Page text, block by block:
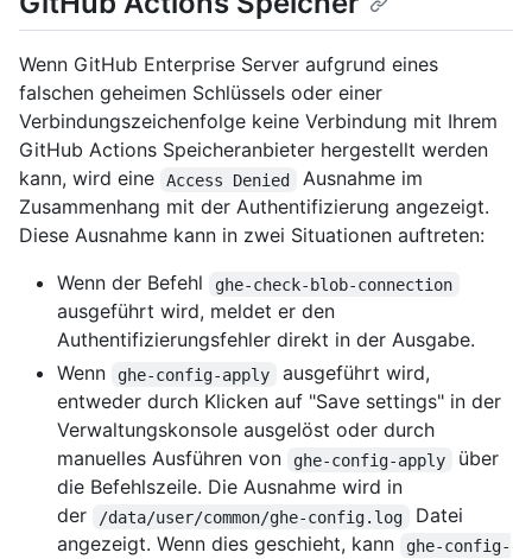
Wenn GitHub Enterprise Server aufgrund eines
falschen geheimen Schlüssels oder einer
Verbindungszeichenfolge keine Verbindung mit Ihrem
GitHub Actions Speicheranbieter hergestellt werden
kann, wird eine
Access Denied
Ausnahme im
Zusammenhang mit der Authentifizierung angezeigt.
Diese Ausnahme kann in zwei Situationen auftreten:
Wenn der Befehl
ghe-check-blob-connection
ausgeführt wird, meldet er den
Authentifizierungsfehler direkt in der Ausgabe.
Wenn
ghe-config-apply
ausgeführt wird,
entweder durch Klicken auf "Save settings" in der
Verwaltungskonsole ausgelöst oder durch
manuelles Ausführen von
ghe-config-apply
über
die Befehlszeile. Die Ausnahme wird in
der
/data/user/common/ghe-config.log
Datei
angezeigt. Wenn dies geschieht, kann
ghe-config-